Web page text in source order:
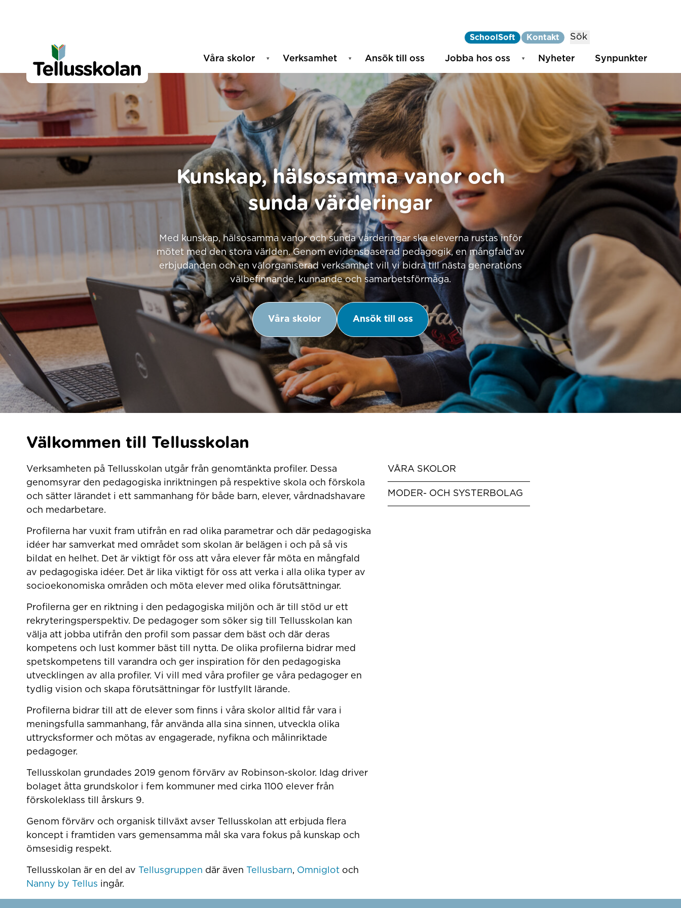
SchoolSoft Kontakt Sök
Hoppa till innehåll
Telluskolan
Våra skolor
Verksamhet Ansök till oss Jobba hos oss Nyheter Synpunkter
Kunskap, hälsosamma vanor och
sunda värderingar
Med kunskap, hälsosamma vanor och sunda värderingar ska eleverna rustas inför
mötet med den stora världen. Genom evidensbaserad pedagogik, en mångfald av
erbjudanden och en välorganiserad verksamhet vill vi bidra till nästa generations
välbefinnande, kunnande och samarbetsförmåga.
Våra skolor Ansök till oss
Välkommen till Tellusskolan
Verksamheten på Tellusskolan utgår från genomtänkta profiler. Dessa
genomsyrar den pedagogiska inriktningen på respektive skola och förskola
och sätter lärandet i ett sammanhang för både barn, elever, vårdnadshavare
och medarbetare.
Profilerna har vuxit fram utifrån en rad olika parametrar och där pedagogiska
idéer har samverkat med området som skolan är belägen i och på så vis
bildat en helhet. Det är viktigt för oss att våra elever får möta en mångfald
av pedagogiska idéer. Det är lika viktigt för oss att verka i alla olika typer av
socioekonomiska områden och möta elever med olika förutsättningar.
Profilerna ger en riktning i den pedagogiska miljön och är till stöd ur ett
rekryteringsperspektiv. De pedagoger som söker sig till Tellusskolan kan
välja att jobba utifrån den profil som passar dem bäst och där deras
kompetens och lust kommer bäst till nytta. De olika profilerna bidrar med
spetskompetens till varandra och ger inspiration för den pedagogiska
utvecklingen av alla profiler. Vi vill med våra profiler ge våra pedagoger en
tydlig vision och skapa förutsättningar för lustfyllt lärande.
Profilerna bidrar till att de elever som finns i våra skolor alltid får vara i
meningsfulla sammanhang, får använda alla sina sinnen, utveckla olika
uttrycksformer och mötas av engagerade, nyfikna och målinriktade
pedagoger.
Tellusskolan grundades 2019 genom förvärv av Robinson-skolor. Idag driver
bolaget åtta grundskolor i fem kommuner med cirka 1100 elever från
förskoleklass till årskurs 9.
Genom förvärv och organisk tillväxt avser Tellusskolan att erbjuda flera
koncept i framtiden vars gemensamma mål ska vara fokus på kunskap och
ömsesidig respekt.
Tellusskolan är en del av Tellusgruppen där även Tellusbarn, Omniglot och
Nanny by Tellus ingår.
VÅRA SKOLOR
MODER- OCH SYSTERBOLAG